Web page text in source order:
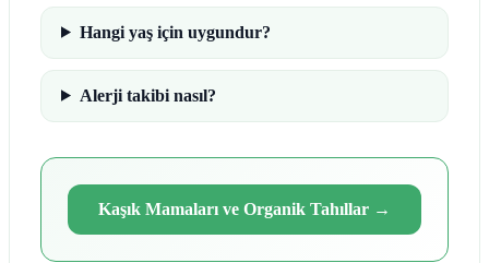
Hangi yaş için uygundur?
Alerji takibi nasıl?
Kaşık Mamaları ve Organik Tahıllar →